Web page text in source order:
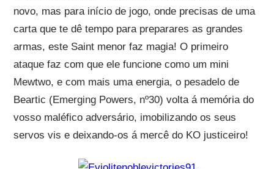
novo, mas para início de jogo, onde precisas de uma
carta que te dê tempo para preparares as grandes
armas, este Saint menor faz magia! O primeiro
ataque faz com que ele funcione como um mini
Mewtwo, e com mais uma energia, o pesadelo de
Beartic (Emerging Powers, nº30) volta á memória do
vosso maléfico adversário, imobilizando os seus
servos vis e deixando-os á mercê do KO justiceiro!